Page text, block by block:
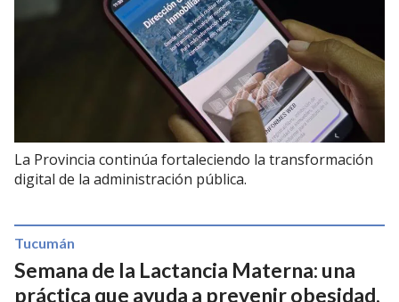
La Provincia continúa fortaleciendo la transformación
digital de la administración pública.
Semana de la Lactancia Materna: una
práctica que ayuda a prevenir obesidad,
Tucumán